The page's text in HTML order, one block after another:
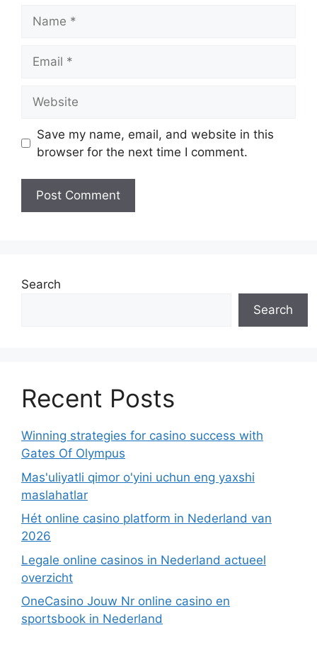
Save my name, email, and website in this
browser for the next time I comment.
Search
Search
Recent Posts
Winning strategies for casino success with
Gates Of Olympus
Mas'uliyatli qimor o'yini uchun eng yaxshi
maslahatlar
Hét online casino platform in Nederland van
2026
Legale online casinos in Nederland actueel
overzicht
OneCasino Jouw Nr online casino en
sportsbook in Nederland